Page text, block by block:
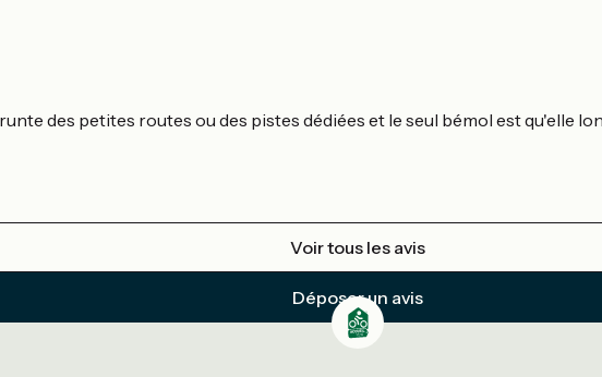
des petites routes ou des pistes dédiées et le seul bémol est qu'elle
Voir tous les avis
Déposer un avis